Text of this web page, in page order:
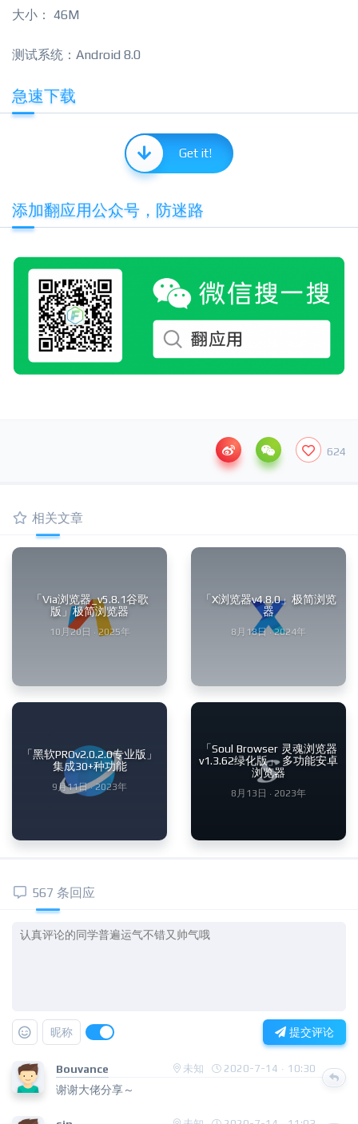
大小： 46M
测试系统：Android 8.0
急速下载
Get it!
添加翻应用公众号，防迷路
624
相关文章
「Via浏览器_v5.8.1谷歌
版」极简浏览器
10月20日 · 2025年
「X浏览器v4.8.0」极简浏览
器
8月18日 · 2024年
「黑软PROv2.0.2.0专业版」
集成30+种功能
9月11日 · 2023年
「Soul Browser 灵魂浏览器
v1.3.62绿化版」 多功能安卓
浏览器
8月13日 · 2023年
567 条回应
昵称 提交评论
Bouvance 未知 2020-7-14 · 10:30
谢谢大佬分享～